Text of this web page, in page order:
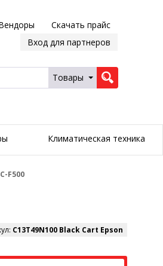
Скачать прайс
Вход для партнеров
Товары
Климатическая техника
F500
C13T49N100 Black Cart Epson